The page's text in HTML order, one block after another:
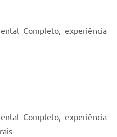
Completo, experiência
Completo, experiência